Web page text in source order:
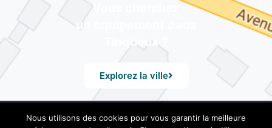
Vous cherchez
un équipement dans
Tinqueux ?
Explorez la ville
© Mairie de Tinqueux – Avenue du 29 Août 1944, 51430
Nous utilisons des cookies pour vous garantir la meilleure